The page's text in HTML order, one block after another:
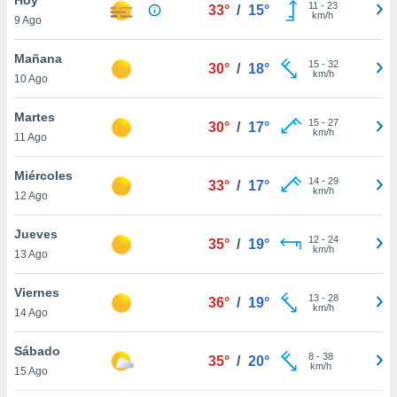
y
en
más
de
9 Ago
33° / 15° 11 - 23
km/h
Mañana
10 Ago
30° / 18° 15- 32
km/h
Martes
11 Ago
30° / 17° 15- 27
km/h
Miércoles
12 Ago
33° / 17° 14- 29
km/h
Jueves
13 Ago
35° / 19° 12- 24
km/h
Viernes
14 Ago
36° / 19° 13- 28
km/h
Sábado
15 Ago
35° / 20° 8- 38
km/h